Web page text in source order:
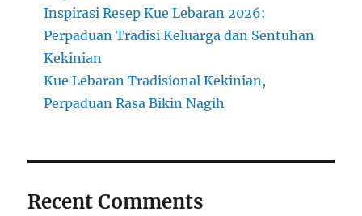
Inspirasi Resep Kue Lebaran 2026:
Perpaduan Tradisi Keluarga dan Sentuhan
Kekinian
Kue Lebaran Tradisional Kekinian,
Perpaduan Rasa Bikin Nagih
Recent Comments